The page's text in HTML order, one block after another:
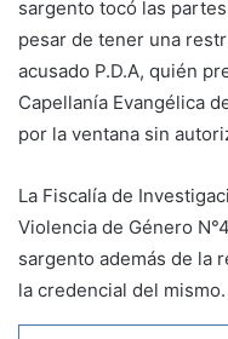
sargento tocó las
pesar de tener una
acusado P.D.A, quién
Capellanía Evangélica
por la ventana sin
La Fiscalía de
Violencia de Género
sargento además de la
la credencial del mismo.